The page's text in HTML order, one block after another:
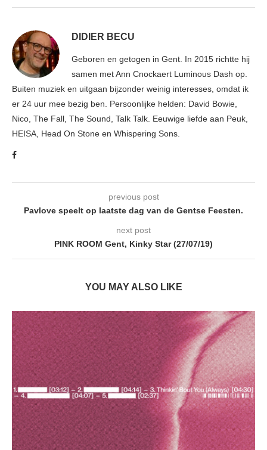
DIDIER BECU
Geboren en getogen in Gent. In 2015 richtte hij
samen met Ann Cnockaert Luminous Dash op.
Buiten muziek en uitgaan bijzonder weinig interesses, omdat ik
er 24 uur mee bezig ben. Persoonlijke helden: David Bowie,
Nico, The Fall, The Sound, Talk Talk. Eeuwige liefde aan Peuk,
HEISA, Head On Stone en Whispering Sons.
previous post
Pavlove speelt op laatste dag van de Gentse Feesten.
next post
PINK ROOM Gent, Kinky Star (27/07/19)
YOU MAY ALSO LIKE